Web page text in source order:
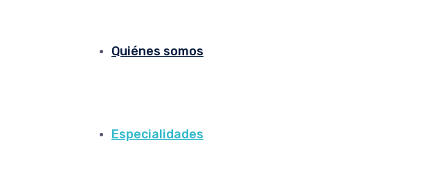
Quiénes somos
Especialidades